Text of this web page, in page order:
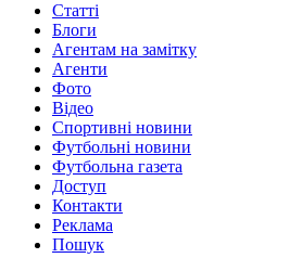
Статті
Блоги
Агентам на замітку
Агенти
Фото
Відео
Спортивні новини
Футбольні новини
Футбольна газета
Доступ
Контакти
Реклама
Пошук